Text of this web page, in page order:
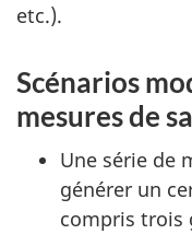
etc.).
Scénarios
mesures de
Une série de
générer un
compris trois